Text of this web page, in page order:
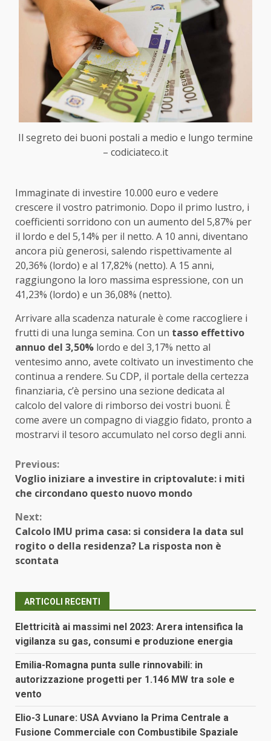
Il segreto dei buoni postali a medio e lungo termine
– codiciateco.it
Immaginate di investire 10.000 euro e vedere
crescere il vostro patrimonio. Dopo il primo lustro, i
coefficienti sorridono con un aumento del 5,87% per
il lordo e del 5,14% per il netto. A 10 anni, diventano
ancora più generosi, salendo rispettivamente al
20,36% (lordo) e al 17,82% (netto). A 15 anni,
raggiungono la loro massima espressione, con un
41,23% (lordo) e un 36,08% (netto).
Arrivare alla scadenza naturale è come raccogliere i
frutti di una lunga semina. Con un tasso effettivo
annuo del 3,50% lordo e del 3,17% netto al
ventesimo anno, avete coltivato un investimento che
continua a rendere. Su CDP, il portale della certezza
finanziaria, c’è persino una sezione dedicata al
calcolo del valore di rimborso dei vostri buoni. È
come avere un compagno di viaggio fidato, pronto a
mostrarvi il tesoro accumulato nel corso degli anni.
Continue
Reading
Previous:
Voglio iniziare a investire in criptovalute: i miti
che circondano questo nuovo mondo
Next:
Calcolo IMU prima casa: si considera la data sul
rogito o della residenza? La risposta non è
scontata
ARTICOLI RECENTI
Elettricità ai massimi nel 2023: Arera intensifica la
vigilanza su gas, consumi e produzione energia
Emilia-Romagna punta sulle rinnovabili: in
autorizzazione progetti per 1.146 MW tra sole e
vento
Elio-3 Lunare: USA Avviano la Prima Centrale a
Fusione Commerciale con Combustibile Spaziale